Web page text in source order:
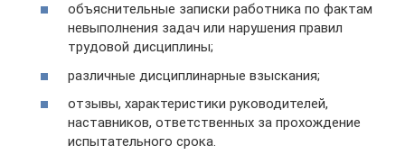
объяснительные записки работника по фактам
невыполнения задач или нарушения правил
трудовой дисциплины;
различные дисциплинарные взыскания;
отзывы, характеристики руководителей,
наставников, ответственных за прохождение
испытательного срока.